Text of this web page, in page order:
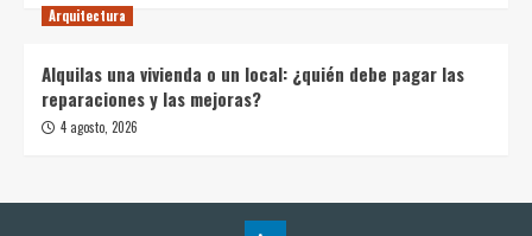
Arquitectura
Alquilas una vivienda o un local: ¿quién debe pagar las
reparaciones y las mejoras?
4 agosto, 2026